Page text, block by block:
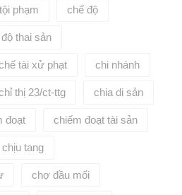
phạm chế độ
thai sản
tài xử phạt chi nhánh
thị 23/ct-ttg chia di sản
đoạt chiếm đoạt tài sản
chịu tang
chợ đầu mối